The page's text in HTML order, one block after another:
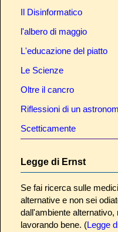
Il Disinformatico
l'albero di maggio
L'educazione del piatto
Le Scienze
Oltre il cancro
Riflessioni di un
Scetticamente
Legge di Ernst
Se fai ricerca sulle
alternative e non sei
dall'ambiente alternativo,
lavorando bene. (Legge